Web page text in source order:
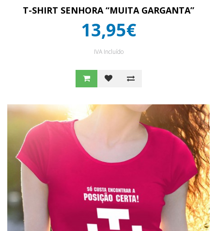
T-SHIRT SENHORA “MUITA GARGANTA”
13,95€
IVA Incluído